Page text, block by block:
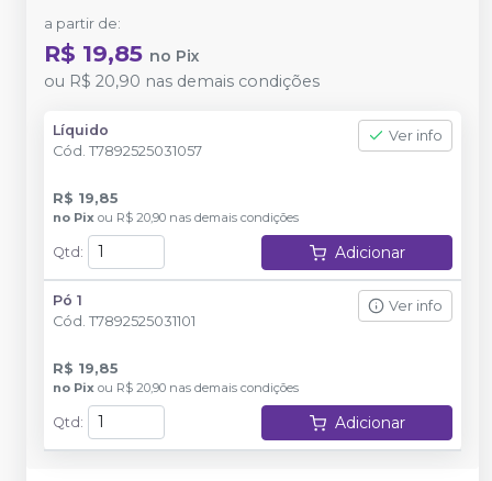
a partir de:
R$ 19,85 no Pix
ou R$ 20,90 nas demais condições
Líquido
Cód. T7892525031057
Ver info
R$ 19,85
no Pix ou R$ 20,90 nas demais condições
Qtd : Adicionar
Pó 1
Cód. T7892525031101
Ver info
R$ 19,85
no Pix ou R$ 20,90 nas demais condições
Qtd : Adicionar